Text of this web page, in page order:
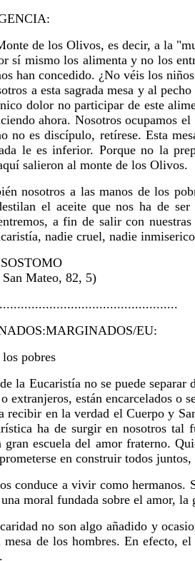
de los Olivos, es decir, a la
sí mismo los alimenta y no los
han concedido. ¿No véis los
a esta sagrada mesa y al
dolor no participar de este
ahora. Nosotros ocupamos
no es discípulo, retírese. Esta
le es inferior. Porque no la
salieron al monte de los Olivos.
nosotros a las manos de los
el aceite que nos ha de
a fin de salir con
nadie cruel, nadie
Mateo, 82, 5)
EU:
pobres
la Eucaristía no se puede
extranjeros, están encarcelados
recibir en la verdad el Cuerpo y
ha de surgir en nosotros tal
escuela del amor fraterno.
en construir todos
conduce a vivir como hermanos.
moral fundada sobre el amor,
no son algo añadido y
mesa de los hombres. En efecto,